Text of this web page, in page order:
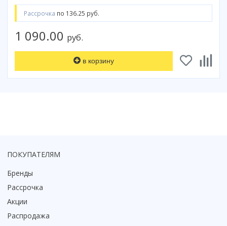
Ролики
Скребки
Коврик для душевой кабины
Смотреть все
Рассрочка по 136.25 руб.
1 090.00 руб.
в корзину
ПОКУПАТЕЛЯМ
Бренды
Рассрочка
Акции
Распродажа